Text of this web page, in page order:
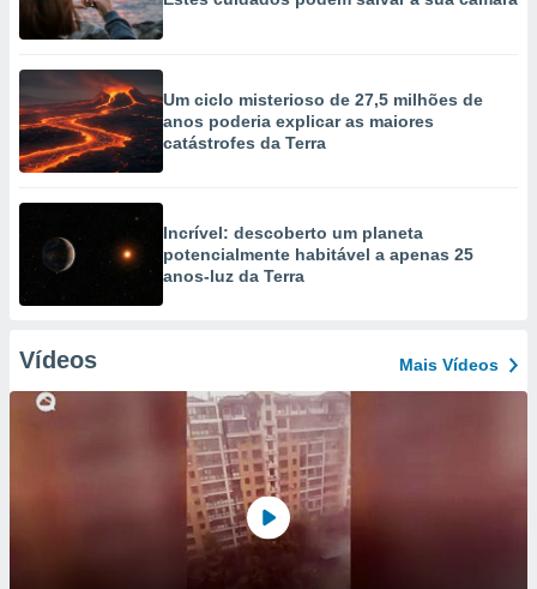
Um ciclo misterioso de 27,5 milhões de
anos poderia explicar as maiores
catástrofes da Terra
Incrível: descoberto um planeta
potencialmente habitável a apenas 25
anos-luz da Terra
Vídeos Mais Vídeos